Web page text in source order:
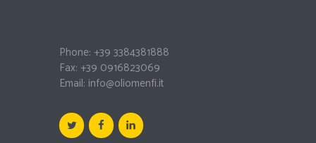
Phone: +39 3384381888
Fax: +39 0916823069
Email: info@oliomenfi.it